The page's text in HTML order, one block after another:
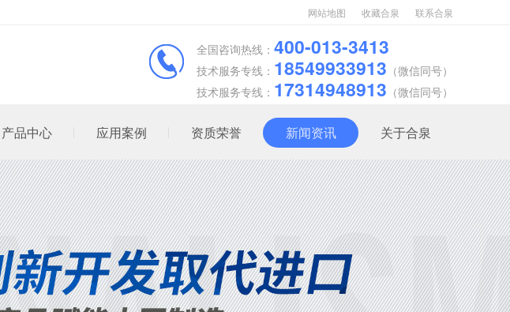
网站地图 收藏合泉 联系合泉
全国咨询热线： 400-013-3413
技术服务专线： 18549933913 （微信同号）
技术服务专线： 17314948913 （微信同号）
产品中心 应用案例 资质荣誉 新闻资讯 关于合泉